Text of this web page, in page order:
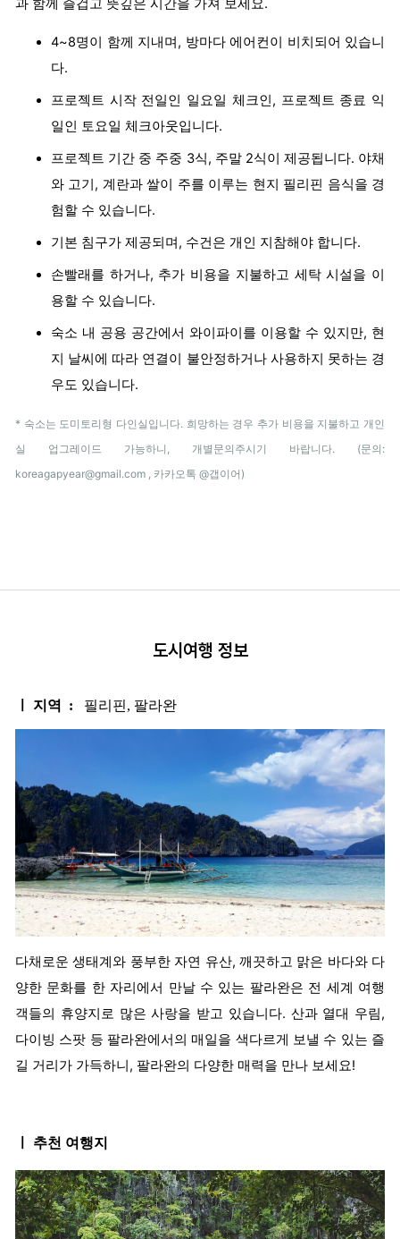
4~8명이 함께 지내며, 방마다 에어컨이 비치되어 있습니
다.
프로젝트 시작 전일인 일요일 체크인, 프로젝트 종료 익
일인 토요일 체크아웃입니다.
프로젝트 기간 중 주중 3식, 주말 2식이 제공됩니다. 야채
와 고기, 계란과 쌀이 주를 이루는 현지 필리핀 음식을 경
험할 수 있습니다.
기본 침구가 제공되며, 수건은 개인 지참해야 합니다.
손빨래를 하거나, 추가 비용을 지불하고 세탁 시설을 이
용할 수 있습니다.
숙소 내 공용 공간에서 와이파이를 이용할 수 있지만, 현
지 날씨에 따라 연결이 불안정하거나 사용하지 못하는 경
우도 있습니다.
* 숙소는 도미토리형 다인실입니다. 희망하는 경우 추가 비용을 지불하고 개인
실 업그레이드 가능하니, 개별문의주시기 바랍니다. (문의:
koreagapyear@gmail.com , 카카오톡 @갭이어)
도시여행 정보
ㅣ 지역 : 필리핀, 팔라완
다채로운 생태계와 풍부한 자연 유산, 깨끗하고 맑은 바다와 다
양한 문화를 한 자리에서 만날 수 있는 팔라완은 전 세계 여행
객들의 휴양지로 많은 사랑을 받고 있습니다. 산과 열대 우림,
다이빙 스팟 등 팔라완에서의 매일을 색다르게 보낼 수 있는 즐
길 거리가 가득하니, 팔라완의 다양한 매력을 만나 보세요!
ㅣ 추천 여행지